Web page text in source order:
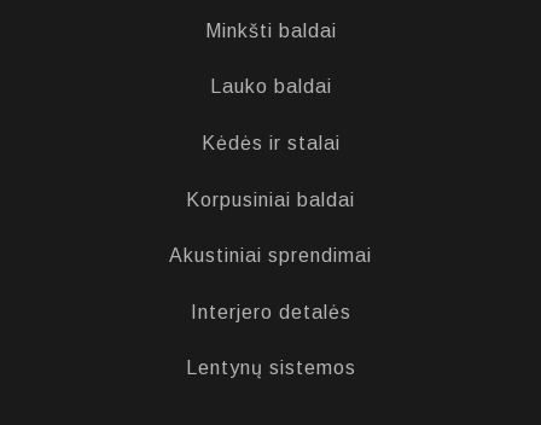
Minkšti baldai
Lauko baldai
Kėdės ir stalai
Korpusiniai baldai
Akustiniai sprendimai
Interjero detalės
Lentynų sistemos